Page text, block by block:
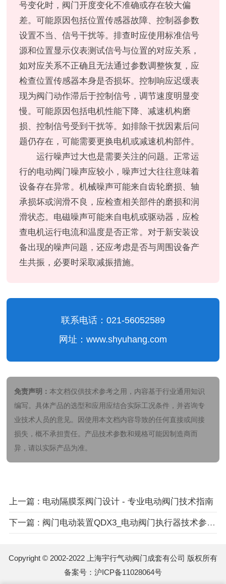
号变化时，阀门开度变化不准确或存在较大偏
差。可能原因包括位置传感器故障、控制器参数
设置不当、信号干扰等。排查时应使用标准信号
源和位置显示仪表测试信号与位置的对应关系，
如对应关系不正确且无法通过参数调整恢复，应
检查位置传感器本身是否损坏。控制响应迟缓表
现为阀门动作滞后于控制信号，调节速度明显变
慢。可能原因包括电机性能下降、减速机构磨
损、控制信号受到干扰等。如排除干扰因素后问
题仍存在，可能需要更换电机或减速机构部件。
运行噪声过大也是需要关注的问题。正常运
行的电动阀门噪声应较小，噪声过大往往意味着
设备存在异常。机械噪声可能来自齿轮磨损、轴
承损坏或润滑不良，应检查相关部件的磨损和润
滑状态。电磁噪声可能来自电机或驱动器，应检
查电机运行电流和温度是否正常。对于新安装设
备出现的噪声问题，还应考虑是否与周围设备产
生共振，必要时采取减振措施。
联系电话：021-56052589
网址：www.shyuhang.com
免责声明：本文档仅供技术参考之用，内容基于行业通用知识
编写。具体产品的选型和应用应结合实际工况条件，并咨询专
业技术人员的意见。因使用本文档内容导致的任何直接或间接
损失，概不承担责任。产品技术参数和规格可能因制造商而
异，请以实际产品为准。
上一篇 : 电动隔膜泵阀门设计 - 专业电动阀门技术指南
下一篇 : 阀门电动装置QDX3_电动阀门执行器技术参数与选型指南
Copyright © 2002-2022 上海宇行气动阀门成套有公司 版权所有
备案号： 沪ICP备11028064号